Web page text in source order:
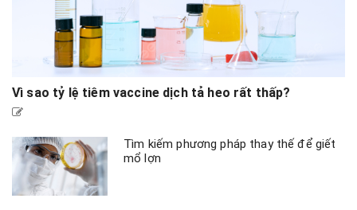
Vì sao tỷ lệ tiêm vaccine dịch tả heo rất thấp?
Tìm kiếm phương pháp thay thế để giết
mổ lợn